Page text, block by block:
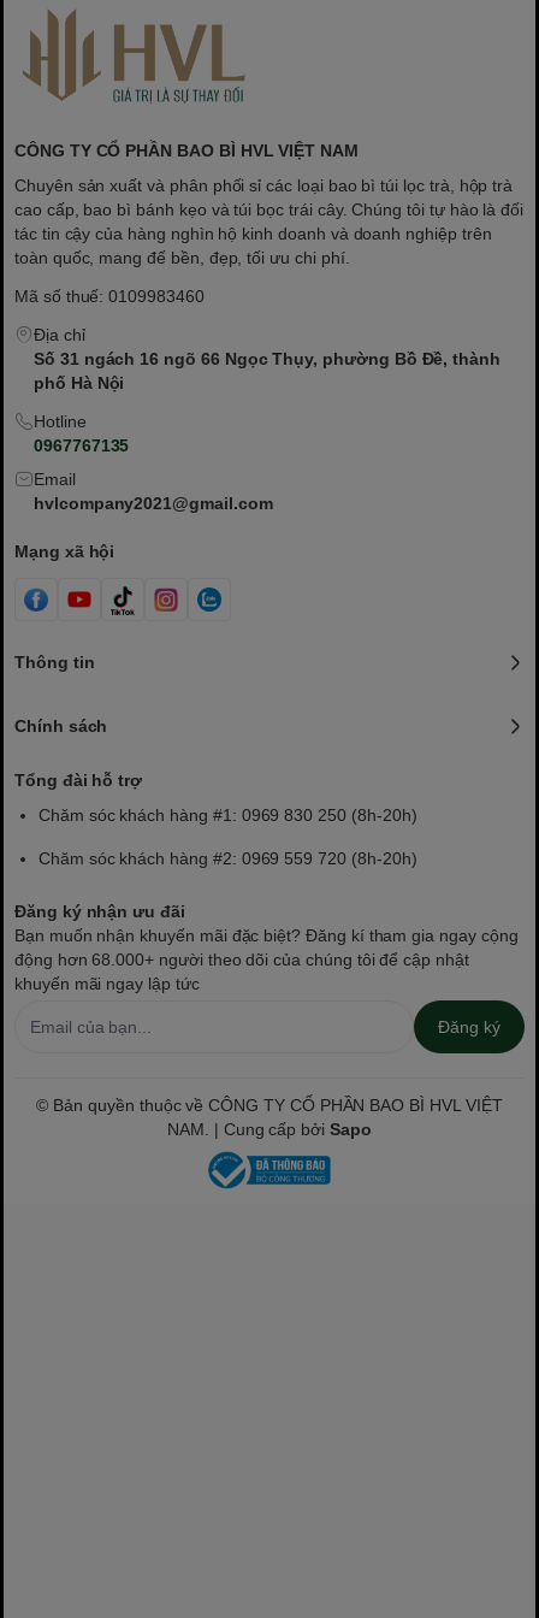
- Hoàn tiền khi sản phẩm không giao đúng và giao thiếu
- Giao hàng trên toàn quốc, nhận hàng trả tiền
CÔNG TY CỔ PHẦN BAO BÌ HVL VIỆT NAM
Chuyên sản xuất và phân phối sỉ các loại bao bì túi lọc trà, hộp trà
cao cấp, bao bì bánh kẹo và túi bọc trái cây. Chúng tôi tự hào là đối
tác tin cậy của hàng nghìn hộ kinh doanh và doanh nghiệp trên
toàn quốc, mang đế bền, đẹp, tối ưu chi phí.
Mã số thuế: 0109983460
Địa chỉ
Số 31 ngách 16 ngõ 66 Ngọc Thụy, phường Bồ Đề, thành
phố Hà Nội
Hotline
0967767135
Email
hvlcompany2021@gmail.com
Mạng xã hội
Thông tin
Chính sách
Tổng đài hỗ trợ
Chăm sóc khách hàng #1: 0969 830 250 (8h-20h)
Chăm sóc khách hàng #2: 0969 559 720 (8h-20h)
Đăng ký nhận ưu đãi
Bạn muốn nhận khuyến mãi đặc biệt? Đăng kí tham gia ngay cộng
động hơn 68.000+ người theo dõi của chúng tôi để cập nhật
khuyến mãi ngay lập tức
Đăng ký
© Bản quyền thuộc về CÔNG TY CỔ PHẦN BAO BÌ HVL VIỆT
NAM. | Cung cấp bởiSapo